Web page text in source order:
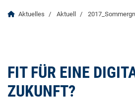
Aktuelles Aktuell
FIT FÜR EINE
ZUKUNFT?